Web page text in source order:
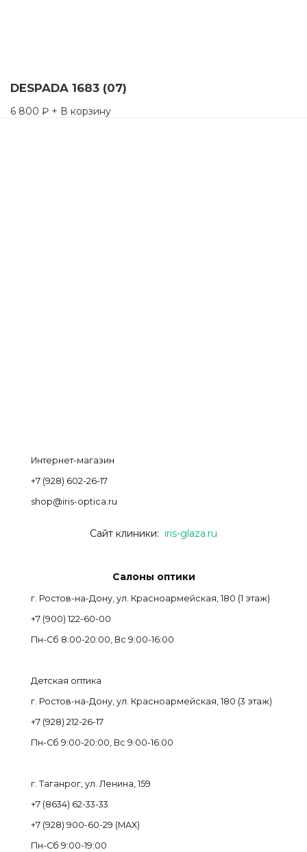
DESPADA 1683 (07)
6 800 ₽ + В корзину
Интернет-магазин
+7 (928) 602-26-17
shop@iris-optica.ru
Сайт клиники: iris-glaza.ru
Салоны оптики
г. Ростов-на-Дону, ул. Красноармейская, 180 (1 этаж)
+7 (900) 122-60-00
Пн-Cб 8:00-20:00, Вс 9:00-16:00
Детская оптика
г. Ростов-на-Дону, ул. Красноармейская, 180 (3 этаж)
+7 (928) 212-26-17
Пн-Cб 9:00-20:00, Вс 9:00-16:00
г. Таганрог, ул. Ленина, 159
+7 (8634) 62-33-33
+7 (928) 900-60-29 (MAX)
Пн-Cб 9:00-19:00